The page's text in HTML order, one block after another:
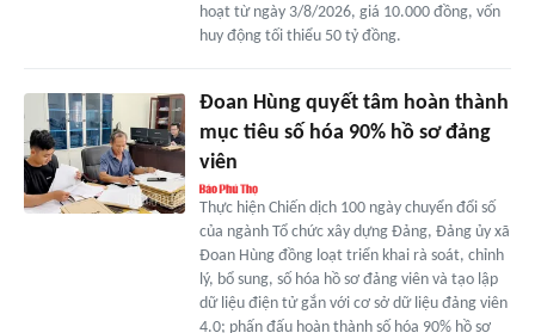
hoạt từ ngày 3/8/2026, giá 10.000 đồng, vốn
huy động tối thiểu 50 tỷ đồng.
Đoan Hùng quyết tâm hoàn thành
mục tiêu số hóa 90% hồ sơ đảng
viên
Thực hiện Chiến dịch 100 ngày chuyển đổi số
của ngành Tổ chức xây dựng Đảng, Đảng ủy xã
Đoan Hùng đồng loạt triển khai rà soát, chỉnh
lý, bổ sung, số hóa hồ sơ đảng viên và tạo lập
dữ liệu điện tử gắn với cơ sở dữ liệu đảng viên
4.0; phấn đấu hoàn thành số hóa 90% hồ sơ